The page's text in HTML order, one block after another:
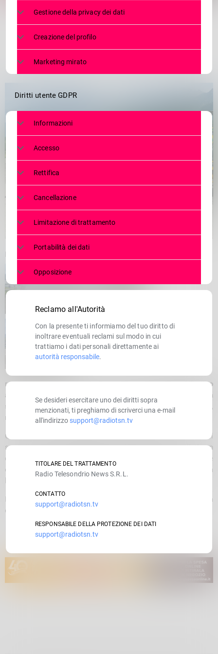
roseguono senza sosta le ricerche delturista olandese disperso
a Livo
, nel cuore della provincia di Como. Dell’
escursionista
straniero
si sono perse le tracce dallo scorso 28 aprile 2025 ,
mentre si trovava in zona montana per un’escursione.
Questa mattina, le operazioni di ricerca sono riprese con il
supporto delSoccorso Alpinoe deiVigili del Fuoco, decollati con
due elicotteri dall’
. L’intervento aereo è
essenziale per battere le zone più impervie dell’area montana
Le autorità invitano chiunque abbia informazioni utili a
contattare immediatamente le forze dell’ordine.
Gestione della privacy dei dati
Creazione del profilo
Marketing mirato
Diritti utente GDPR
Informazioni
Accesso
Rettifica
Cancellazione
Limitazione di trattamento
Portabilità dei dati
Opposizione
Reclamo all'Autorità
Con la presente ti informiamo del tuo diritto di
inoltrare eventuali reclami sul modo in cui
trattiamo i dati personali direttamente ai
autorità responsabile.
Se desideri esercitare uno dei diritti sopra
menzionati, ti preghiamo di scriverci una e-mail
all'indirizzo support@radiotsn.tv
TITOLARE DEL TRATTAMENTO
Radio Telesondrio News S.R.L.
CONTATTO
support@radiotsn.tv
RESPONSABILE DELLA PROTEZIONE DEI DATI
support@radiotsn.tv